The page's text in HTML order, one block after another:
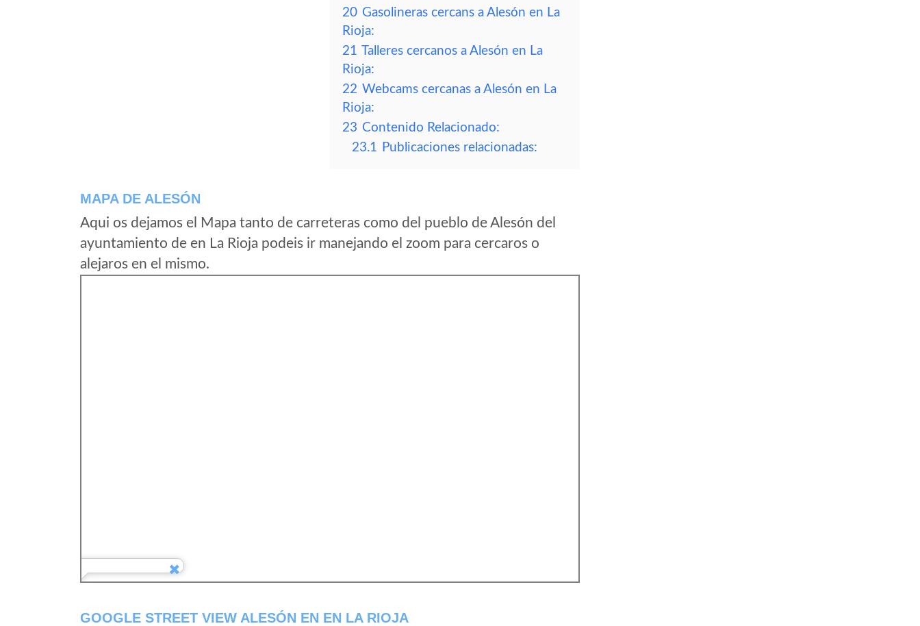
20 Gasolineras cercans a Alesón en La
Rioja:
21 Talleres cercanos a Alesón en La
Rioja:
22 Webcams cercanas a Alesón en La
Rioja:
23 Contenido Relacionado:
23.1 Publicaciones relacionadas:
MAPA DE ALESÓN
Aqui os dejamos el Mapa tanto de carreteras como del pueblo de Alesón del
ayuntamiento de en La Rioja podeis ir manejando el zoom para cercaros o
alejaros en el mismo.
GOOGLE STREET VIEW ALESÓN EN EN LA RIOJA